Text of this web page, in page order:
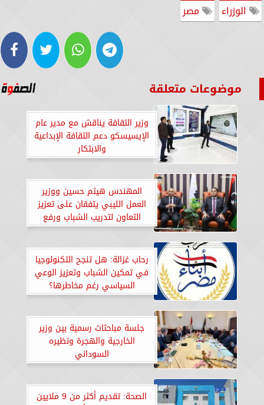
الوزراء
مصر
موضوعات متعلقة
وزير الثقافة يناقش مع مدير عام
الإيسيسكو دعم الثقافة الإبداعية
والابتكار
المهندس هيثم حسين ووزير
العمل الليبي يتفقان على تعزيز
التعاون لتدريب الشباب ورفع
كفاءاتهم
رحاب غزالة: هل تنجح التكنولوجيا
في تمكين الشباب وتعزيز الوعي
السياسي رغم مخاطرها؟
جلسة مباحثات رسمية بين وزير
الخارجية والهجرة ونظيره
السوداني
الصحة: تقديم أكثر من 9 ملايين